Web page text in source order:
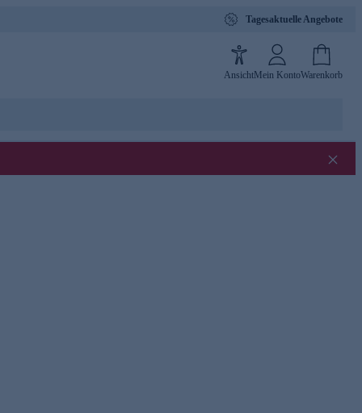
Tagesaktuelle Angebote
AnsichtMein KontoWarenkorb